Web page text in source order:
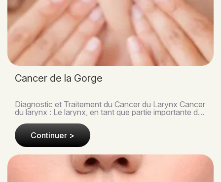
Cancer de la Gorge
Diagnostic et Traitement du Cancer du Larynx Cancer
du larynx : Le larynx, en tant que partie importante des
Continuer >